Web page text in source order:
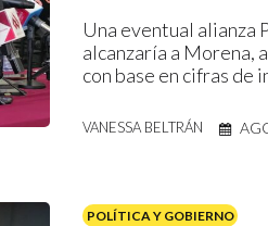
Una eventual alianza
alcanzaría a Morena,
con base en cifras de
VANESSA BELTRÁN
POLÍTICA Y GOBIERNO